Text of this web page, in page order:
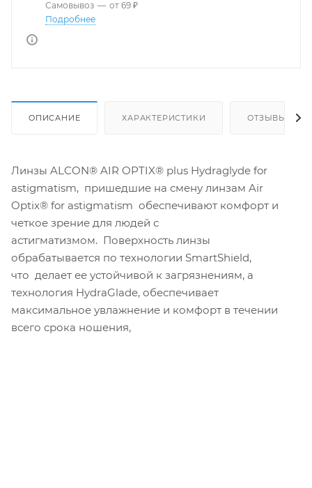
Самовывоз — от 69 ₽
Подробнее
ОПИСАНИЕ ХАРАКТЕРИСТИКИ ОТЗЫВЫ
Линзы ALCON® AIR OPTIX® plus Hydraglyde for
astigmatism, пришедшие на смену линзам Air
Optix® for astigmatism обеспечивают комфорт и
четкое зрение для людей с
астигматизмом. Поверхность линзы
обрабатывается по технологии SmartShield,
что делает ее устойчивой к загрязнениям, а
технология HydraGlade, обеспечивает
максимальное увлажнение и комфорт в течении
всего срока ношения,